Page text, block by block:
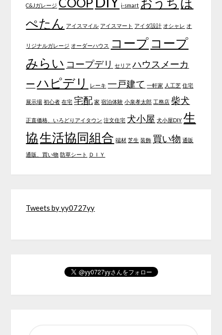
C&Jガレージ i-smart
ぺたん アイスマイル アイスマート アイダ設計 オシャレ オ
リジナルガレージ オーダーハウス コープ コープ
みらい コープデリ セリア ハウスメーカ
ーハピデリ レーキ 一戸建て 一軒家 人工芝 住宅
展示場 初心者 在宅 宅配 家 宿泊体験 小泉孝太郎 工務店 柴犬
正直価格、いろどりアイタウン 注文住宅 犬小屋 犬小屋DIY 生
協生活協同組合 端材 芝生 装飾 買い物 通販
通販、買い物 防草シート ＤＩＹ
Tweets by yy0727yy